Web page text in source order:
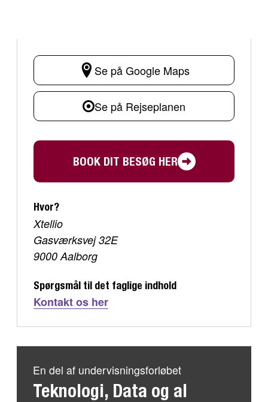
Se på Google Maps
Se på Rejseplanen
BOOK DIT BESØG HER
Hvor?
Xtellio
Gasværksvej 32E
9000 Aalborg
Spørgsmål til det faglige indhold
Kontakt os her
En del af undervisningsforløbet
Teknologi, Data og aI